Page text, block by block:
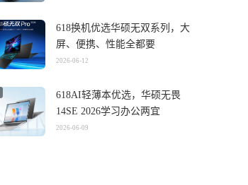
618换机优选华硕无双系列，大
屏、便携、性能全都要
2026-06-12
618AI轻薄本优选，华硕无畏
14SE 2026学习办公两宜
2026-06-09